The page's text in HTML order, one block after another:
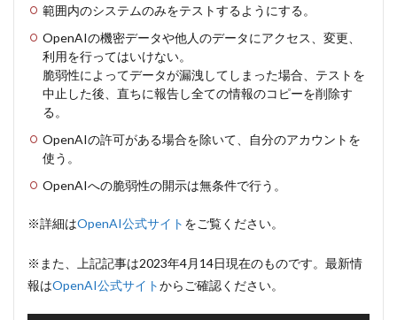
範囲内のシステムのみをテストするようにする。
OpenAIの機密データや他人のデータにアクセス、変更、
利用を行ってはいけない。
脆弱性によってデータが漏洩してしまった場合、テストを
中止した後、直ちに報告し全ての情報のコピーを削除す
る。
OpenAIの許可がある場合を除いて、自分のアカウントを
使う。
OpenAIへの脆弱性の開示は無条件で行う。
※詳細はOpenAI公式サイト をご覧ください。
※また、上記記事は2023年4月14日現在のものです。最新情
報はOpenAI公式サイトからご確認ください。